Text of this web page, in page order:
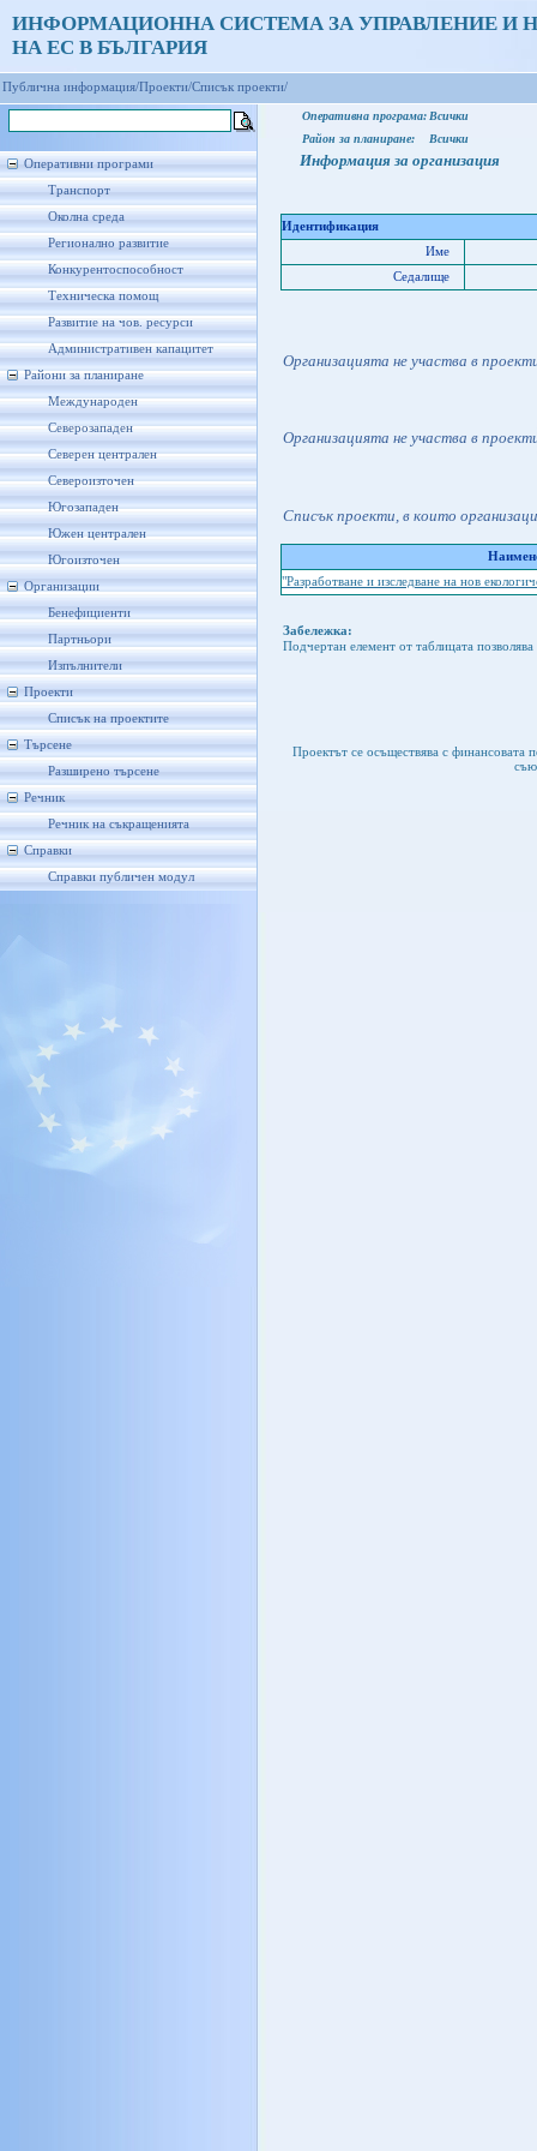
ИНФОРМАЦИОННА СИСТЕМА ЗА УПРАВЛЕНИЕ И
НА ЕС В БЪЛГАРИЯ
Публична информация/Проекти/Списък проекти/
Оперативни програми
Транспорт
Околна среда
Регионално развитие
Конкурентоспособност
Техническа помощ
Развитие на чов. ресурси
Административен капацитет
Райони за планиране
Международен
Северозападен
Северен централен
Североизточен
Югозападен
Южен централен
Югоизточен
Организации
Бенефициенти
Партньори
Изпълнители
Проекти
Списък на проектите
Търсене
Разширено търсене
Речник
Речник на съкращенията
Справки
Справки публичен модул
Оперативна програма: Всички
Район за планиране:
Всички
Информация за организация
Идентификация
Име
Седалище
Организацията не участва в
Организацията не участва в
Списък проекти, в които
"Разработване и изследване на нов
Забележка:
Подчертан елемент от таблицата
Проектът се осъществява с финансовата